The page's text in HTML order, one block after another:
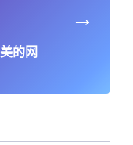
的网
→